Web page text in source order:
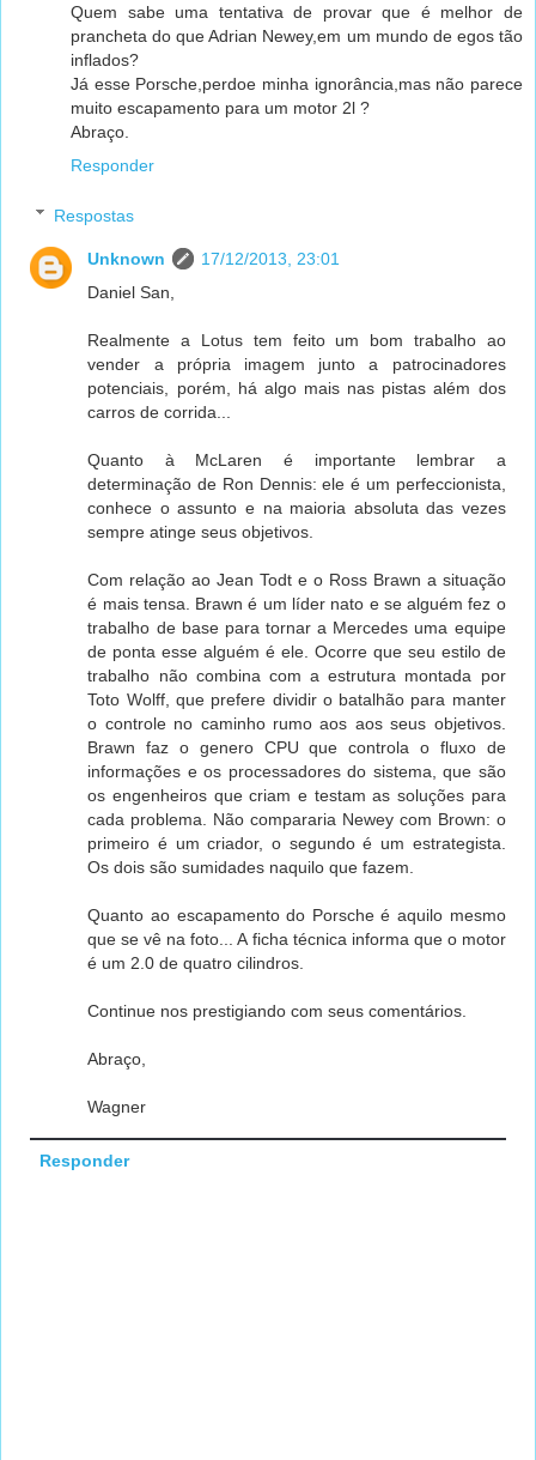
Quem sabe uma tentativa de provar que é melhor de
prancheta do que Adrian Newey,em um mundo de egos tão
inflados?
Já esse Porsche,perdoe minha ignorância,mas não parece
muito escapamento para um motor 2l ?
Abraço.
Responder
Respostas
Unknown
17/12/2013, 23:01
Daniel San,
Realmente a Lotus tem feito um bom trabalho ao
vender a própria imagem junto a patrocinadores
potenciais, porém, há algo mais nas pistas além dos
carros de corrida...
Quanto à McLaren é importante lembrar a
determinação de Ron Dennis: ele é um perfeccionista,
conhece o assunto e na maioria absoluta das vezes
sempre atinge seus objetivos.
Com relação ao Jean Todt e o Ross Brawn a situação
é mais tensa. Brawn é um líder nato e se alguém fez o
trabalho de base para tornar a Mercedes uma equipe
de ponta esse alguém é ele. Ocorre que seu estilo de
trabalho não combina com a estrutura montada por
Toto Wolff, que prefere dividir o batalhão para manter
o controle no caminho rumo aos aos seus objetivos.
Brawn faz o genero CPU que controla o fluxo de
informações e os processadores do sistema, que são
os engenheiros que criam e testam as soluções para
cada problema. Não compararia Newey com Brown: o
primeiro é um criador, o segundo é um estrategista.
Os dois são sumidades naquilo que fazem.
Quanto ao escapamento do Porsche é aquilo mesmo
que se vê na foto... A ficha técnica informa que o motor
é um 2.0 de quatro cilindros.
Continue nos prestigiando com seus comentários.
Abraço,
Wagner
Responder